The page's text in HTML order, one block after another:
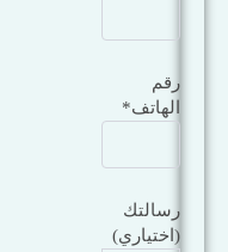
رقم
الهاتف*
رسالتك
(اختياري)